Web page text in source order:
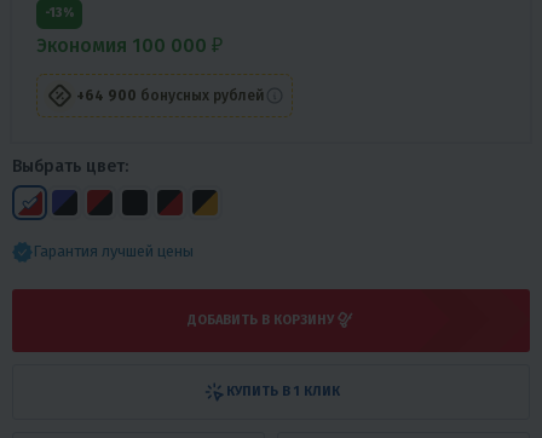
Гарантия лучшей цены
-13%
Экономия 100 000 ₽
+64 900 бонусных рублей
Выбрать цвет:
ДОБАВИТЬ В КОРЗИНУ
КУПИТЬ В 1 КЛИК